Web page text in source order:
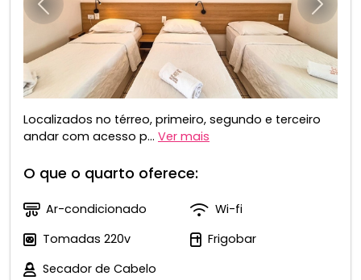
Anterior
Localizados no térreo, primeiro, segundo e terceiro
andar com acesso p... Ver mais
O que o quarto oferece:
Ar-condicionado
Wi-fi
Tomadas 220v
Frigobar
Secador de Cabelo